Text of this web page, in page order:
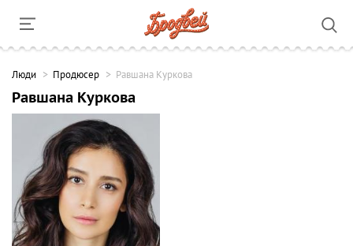
Люди Продюсер Равшана Куркова
Равшана Куркова